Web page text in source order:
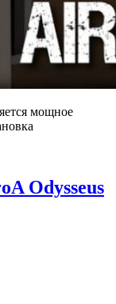
мощное
Odysseus